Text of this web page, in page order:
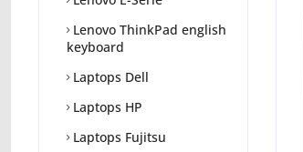
Lenovo ThinkPad english
keyboard
Laptops Dell
Laptops HP
Laptops Fujitsu